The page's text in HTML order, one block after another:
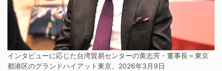
インタビューに応じた台湾貿易センターの黄志芳・董事長＝東京
都港区のグランドハイアット東京、2026年3月9日